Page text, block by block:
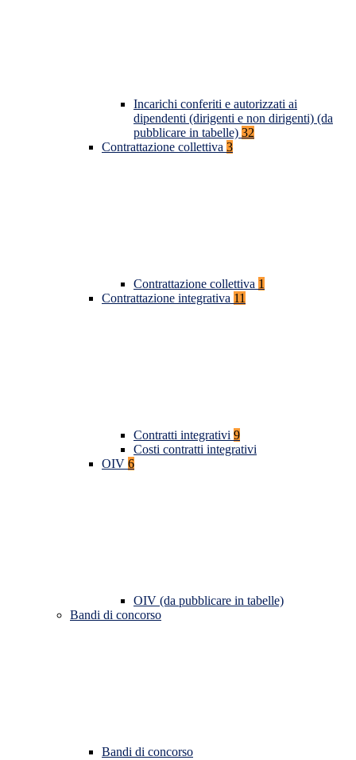
Incarichi conferiti e autorizzati ai
dipendenti (dirigenti e non dirigenti) (da
pubblicare in tabelle) 32
Contrattazione collettiva 3
Contrattazione collettiva 1
Contrattazione integrativa 11
Contratti integrativi 9
Costi contratti integrativi
OIV 6
OIV (da pubblicare in tabelle)
Bandi di concorso
Bandi di concorso